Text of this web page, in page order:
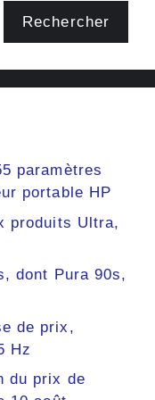
Rechercher
paramètres
portable HP
produits Ultra,
dont Pura 90s,
de prix,
Hz
du prix de